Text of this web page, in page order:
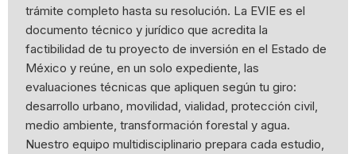
trámite completo hasta su resolución. La EVIE es el
documento técnico y jurídico que acredita la
factibilidad de tu proyecto de inversión en el Estado de
México y reúne, en un solo expediente, las
evaluaciones técnicas que apliquen según tu giro:
desarrollo urbano, movilidad, vialidad, protección civil,
medio ambiente, transformación forestal y agua.
Nuestro equipo multidisciplinario prepara cada estudio,